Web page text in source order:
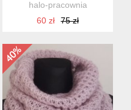
halo-pracownia
60 zł
75 zł